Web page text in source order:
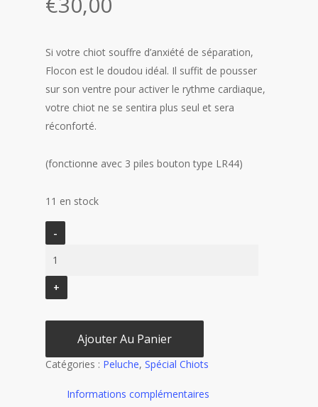
Si votre chiot souffre d’anxiété de séparation,
Flocon est le doudou idéal. Il suffit de pousser
sur son ventre pour activer le rythme cardiaque,
votre chiot ne se sentira plus seul et sera
réconforté.
(fonctionne avec 3 piles bouton type LR44)
11 en stock
Ajouter Au Panier
Catégories : Peluche, Spécial Chiots
Informations complémentaires